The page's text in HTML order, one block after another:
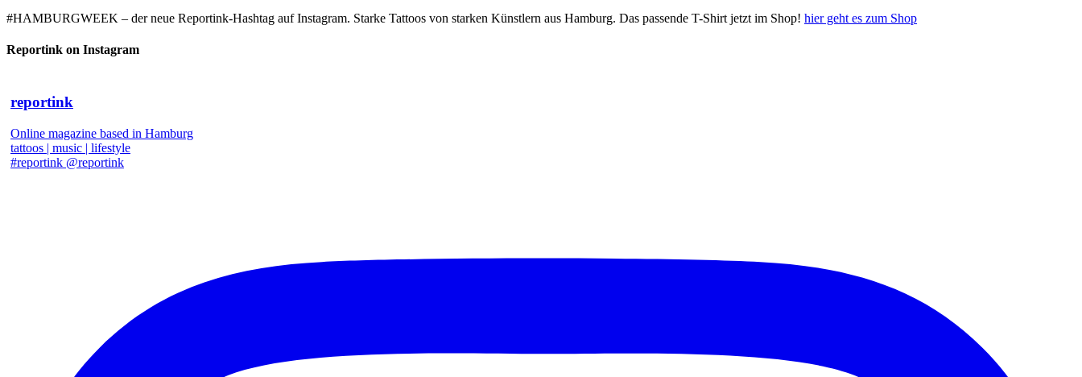
#HAMBURGWEEK – der neue Reportink-Hashtag auf Instagram. Starke Tattoos von starken Künstlern aus Hamburg. Das passende T-Shirt jetzt im Shop! hier geht es zum Shop
Reportink on Instagram
reportink
Online magazine based in Hamburg
tattoos | music | lifestyle
#reportink @reportink